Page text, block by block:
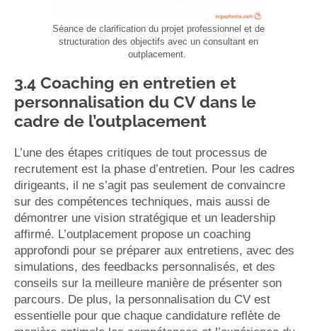
Séance de clarification du projet professionnel et de
structuration des objectifs avec un consultant en
outplacement.
3.4 Coaching en entretien et
personnalisation du CV dans le
cadre de l’outplacement
L’une des étapes critiques de tout processus de
recrutement est la phase d’entretien. Pour les cadres
dirigeants, il ne s’agit pas seulement de convaincre
sur des compétences techniques, mais aussi de
démontrer une vision stratégique et un leadership
affirmé. L’outplacement propose un coaching
approfondi pour se préparer aux entretiens, avec des
simulations, des feedbacks personnalisés, et des
conseils sur la meilleure manière de présenter son
parcours. De plus, la personnalisation du CV est
essentielle pour que chaque candidature reflète de